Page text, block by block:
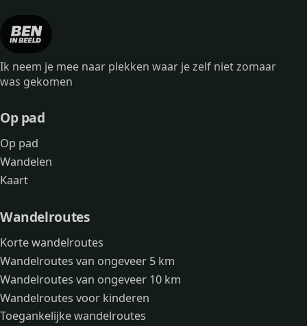
Ik neem je mee naar plekken waar je zelf niet zomaar
was gekomen
Op pad
Op pad
Wandelen
Kaart
Wandelroutes
Korte wandelroutes
Wandelroutes van ongeveer 5 km
Wandelroutes van ongeveer 10 km
Wandelroutes voor kinderen
Toegankelijke wandelroutes